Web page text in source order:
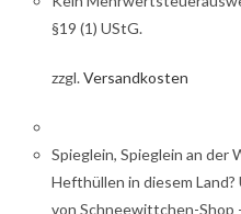
§19 (1) UStG.
zzgl.Versandkosten
Spieglein, Spieglein an der
Hefthüllen in diesem
von Schneewittchen-Shop